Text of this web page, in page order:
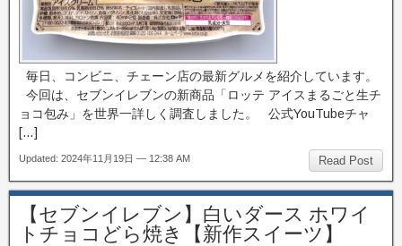
毎日、コンビニ、チェーン店の最新グルメを紹介しています。
今回は、セブンイレブンの新商品「ロッテ アイスまるごと生チ
ョコ包み」を世界一詳しく調査しました。 公式YouTubeチャ
[…]
Read Post
Updated: 2024年11月19日 — 12:38 AM
【セブンイレブン】白いダース ホワイ
トチョコどら焼き【新作スイーツ】